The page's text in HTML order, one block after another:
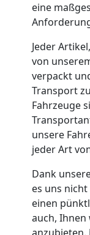
eine
Jeder
von
verpackt
Transport
Fahrzeuge
unsere
jeder Art
Dank
es uns
einen
auch,
anzubieten.